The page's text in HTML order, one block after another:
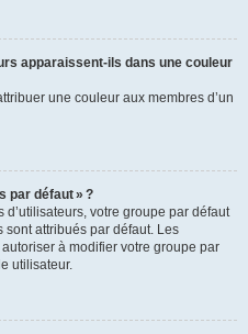
apparaissent-ils dans une couleur
une couleur aux membres d’un
par défaut » ?
votre groupe par défaut
attribués par défaut. Les
à modifier votre groupe par
utilisateur.